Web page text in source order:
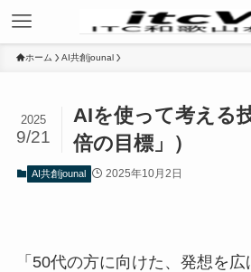
ホーム AI共創jounal
AIを使って考える
倍の目標」）
2025
9/21
AI共創jounal 2025年10月2日
「50代の方に向けた、発想を